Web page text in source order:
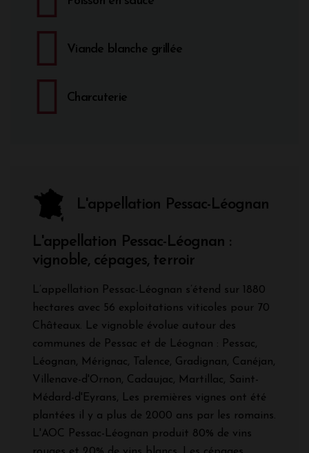
Viande blanche grillée
Charcuterie
L'appellation Pessac-Léognan
L'appellation Pessac-Léognan :
vignoble, cépages, terroir
L’appellation Pessac-Léognan s’étend sur 1880
hectares avec 56 exploitations viticoles pour 70
Châteaux. Le vignoble évolue autour des
communes de Pessac et de Léognan : Pessac,
Léognan, Mérignac, Talence, Gradignan, Canéjan,
Villenave-d'Ornon, Cadaujac, Martillac, Saint-
Médard-d'Eyrans, Les premières vignes ont été
plantées il y a plus de 2000 ans par les romains.
L'AOC Pessac-Léognan produit 80% de vins